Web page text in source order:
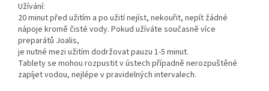
Užívání:
20 minut před užitím a po užití nejíst, nekouřit, nepít žádné
nápoje kromě čisté vody. Pokud užíváte současně více
preparátů Joalis,
je nutné mezi užitím dodržovat pauzu 1-5 minut.
Tablety se mohou rozpustit v ústech případně nerozpuštěné
zapíjet vodou, nejlépe v pravidelných intervalech.